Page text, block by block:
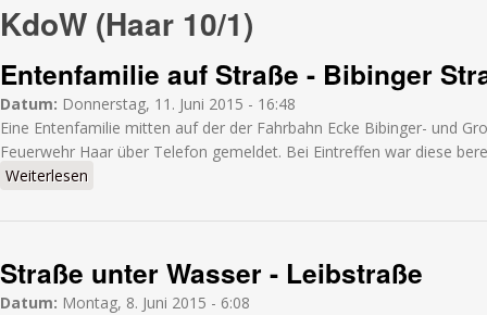
KdoW (Haar 10/1)
Entenfamilie auf Straße - Bibinger
Datum: Donnerstag, 11. Juni 2015 - 16:48
Eine Entenfamilie mitten auf der der Fahrbahn Ecke Bibinger- und
Feuerwehr Haar über Telefon gemeldet. Bei Eintreffen war diese
Weiterlesen
Straße unter Wasser - Leibstraße
Datum: Montag, 8. Juni 2015 - 6:08